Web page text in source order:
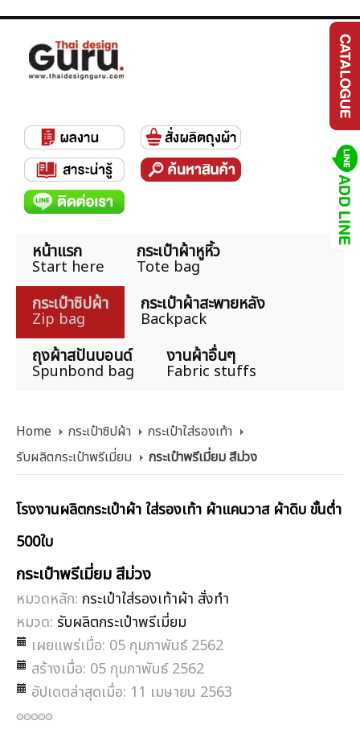
หน้าแรก
Start here
กระเป๋าผ้าหูหิ้ว
Tote bag
กระเป๋าซิปผ้า
Zip bag
กระเป๋าผ้าสะพายหลัง
Backpack
ถุงผ้าสปันบอนด์
Spunbond bag
งานผ้าอื่นๆ
Fabric stuffs
Home กระเป๋าซิปผ้า
กระเป๋าใส่รองเท้า
รับผลิตกระเป๋าพรีเมี่ยม
กระเป๋าพรีเมี่ยม สีม่วง
โรงงานผลิตกระเป๋าผ้า ใส่รองเท้า ผ้าแคนวาส ผ้าดิบ ขั้นต่ำ
500ใบ
กระเป๋าพรีเมี่ยม สีม่วง
หมวดหลัก: กระเป๋าใส่รองเท้าผ้า สั่งทำ
หมวด: รับผลิตกระเป๋าพรีเมี่ยม
เผยแพร่เมื่อ: 05 กุมภาพันธ์ 2562
สร้างเมื่อ: 05 กุมภาพันธ์ 2562
อัปเดตล่าสุดเมื่อ: 11 เมษายน 2563